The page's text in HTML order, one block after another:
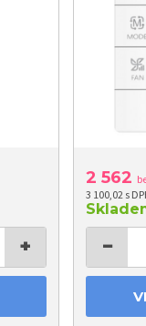
+
2 562
3 100,02 s
−